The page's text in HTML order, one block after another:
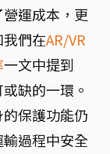
運成本，更
們在AR/VR
一文中提到
缺的一環。
保護功能仍
過程中安全